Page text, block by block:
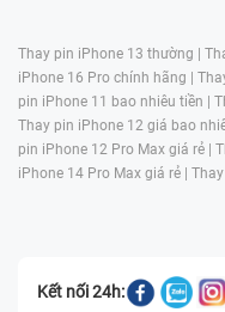
Thay pin iPhone 13 thường |
iPhone 16 Pro chính hãng |
pin iPhone 11 bao nhiêu tiền |
Thay pin iPhone 12 giá bao
pin iPhone 12 Pro Max giá rẻ |
iPhone 14 Pro Max giá rẻ |
Kết nối 24h: